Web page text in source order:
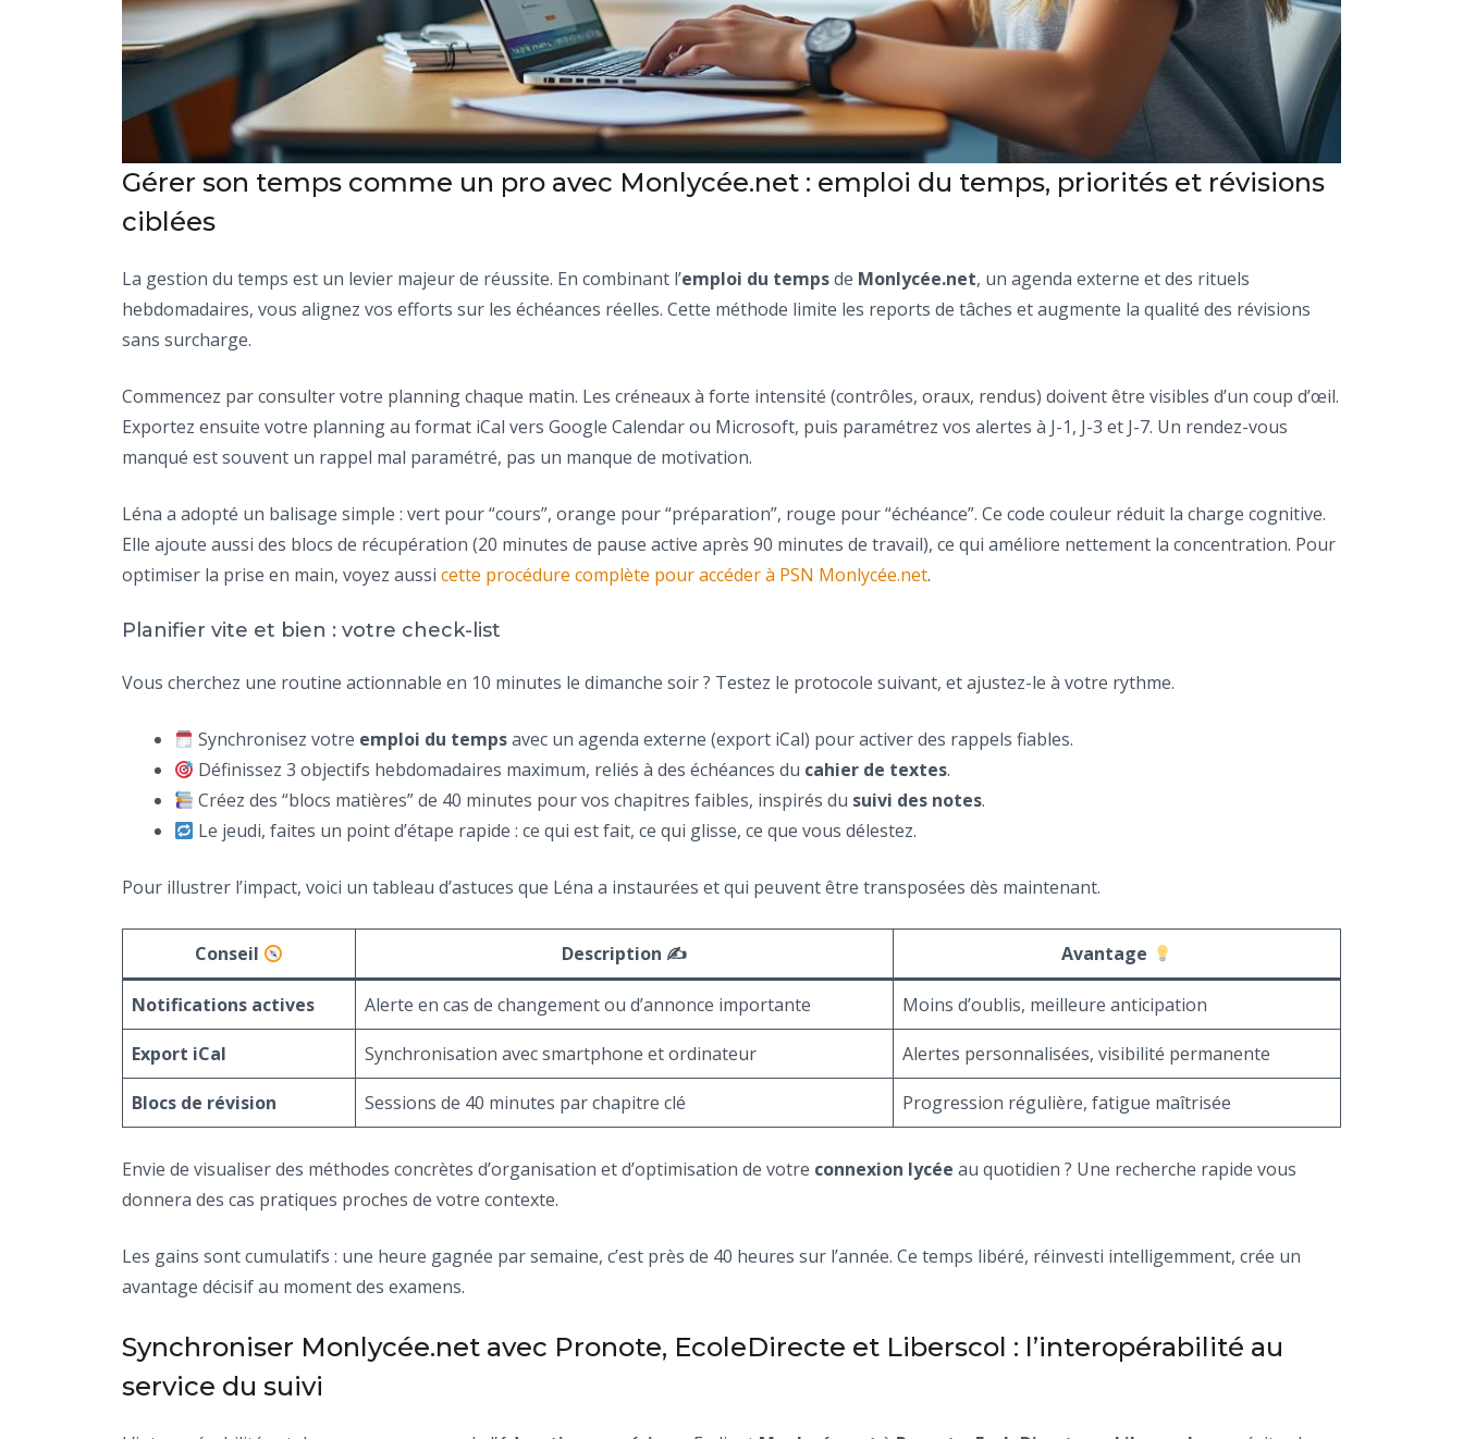
Gérer son temps comme un pro avec Monlycée.net : emploi du temps, priorités et révisions
ciblées
La gestion du temps est un levier majeur de réussite. En combinant l’emploi du tempsde Monlycée.net, un agenda externe et des rituels
hebdomadaires, vous alignez vos efforts sur les échéances réelles. Cette méthode limite les reports de tâches et augmente la qualité des révisions
sans surcharge.
Commencez par consulter votre planning chaque matin. Les créneaux à forte intensité (contrôles, oraux, rendus) doivent être visibles d’un coup d’œil.
Exportez ensuite votre planning au format iCal vers Google Calendar ou Microsoft, puis paramétrez vos alertes à J-1, J-3 et J-7. Un rendez-vous
manqué est souvent un rappel mal paramétré, pas un manque de motivation.
Léna a adopté un balisage simple : vert pour “cours”, orange pour “préparation”, rouge pour “échéance”. Ce code couleur réduit la charge cognitive.
Elle ajoute aussi des blocs de récupération (20 minutes de pause active après 90 minutes de travail), ce qui améliore nettement la concentration. Pour
optimiser la prise en main, voyez aussi cette procédure complète pour accéder à PSN Monlycée.net.
Planifier vite et bien : votre check-list
Vous cherchez une routine actionnable en 10 minutes le dimanche soir ? Testez le protocole suivant, et ajustez-le à votre rythme.
Synchronisez votre emploi du tempsavec un agenda externe (export iCal) pour activer des rappels fiables.
Définissez 3 objectifs hebdomadaires maximum, reliés à des échéances du cahier de textes.
Créez des “blocs matières” de 40 minutes pour vos chapitres faibles, inspirés du suivi des notes.
Le jeudi, faites un point d’étape rapide : ce qui est fait, ce qui glisse, ce que vous délestez.
Pour illustrer l’impact, voici un tableau d’astuces que Léna a instaurées et qui peuvent être transposées dès maintenant.
Conseil Description ✍️ Avantage
Notifications actives Alerte en cas de changement ou d’annonce importante Moins d’oublis, meilleure anticipation
Export iCal Synchronisation avec smartphone et ordinateur Alertes personnalisées, visibilité permanente
Blocs de révision Sessions de 40 minutes par chapitre clé Progression régulière, fatigue maîtrisée
Envie de visualiser des méthodes concrètes d’organisation et d’optimisation de votre connexion lycée au quotidien ? Une recherche rapide vous
donnera des cas pratiques proches de votre contexte.
Les gains sont cumulatifs : une heure gagnée par semaine, c’est près de 40 heures sur l’année. Ce temps libéré, réinvesti intelligemment, crée un
avantage décisif au moment des examens.
Synchroniser Monlycée.net avec Pronote, EcoleDirecte et Liberscol : l’interopérabilité au
service du suivi